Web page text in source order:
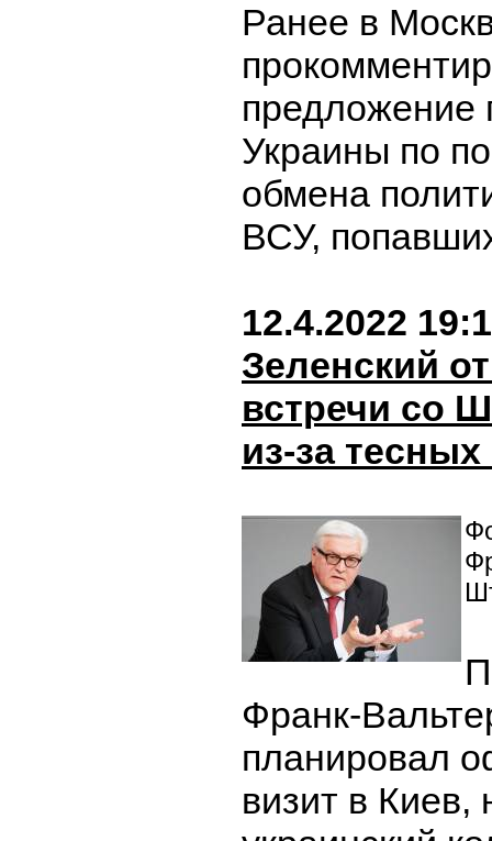
Ранее в
предложение
Украины по
обмена
ВСУ,
12.4.2022
Зеленский
встречи со
из-за
Франк-
планировал
визит в Киев,